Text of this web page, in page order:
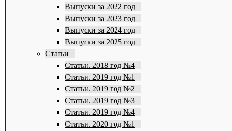
Выпуски за 2022 год
Выпуски за 2023 год
Выпуски за 2024 год
Выпуски за 2025 год
Статьи
Статьи. 2018 год №4
Статьи. 2019 год №1
Статьи. 2019 год №2
Статьи. 2019 год №3
Статьи. 2019 год №4
Статьи. 2020 год №1